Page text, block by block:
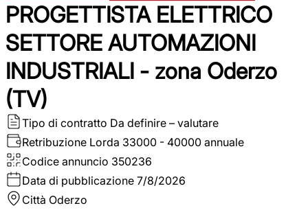
PROGETTISTA ELETTRICO
SETTORE AUTOMAZIONI
INDUSTRIALI - zona Oderzo
(TV)
Tipo di contratto Da definire – valutare
Retribuzione Lorda 33000 - 40000 annuale
Codice annuncio 350236
Data di pubblicazione 7/8/2026
Città Oderzo